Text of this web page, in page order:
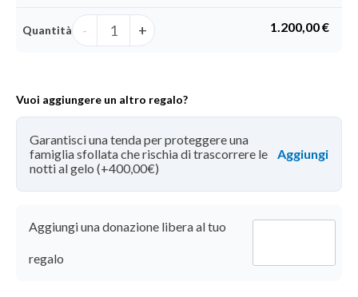
Quantità - + 1.200,00 €
Supporto
extra
Vuoi aggiungere un altro regalo?
Garantisci una tenda per proteggere una
famiglia sfollata che rischia di trascorrere le
notti al gelo (+400,00€)
Donazione
libera
Aggiungi una donazione libera al tuo
regalo